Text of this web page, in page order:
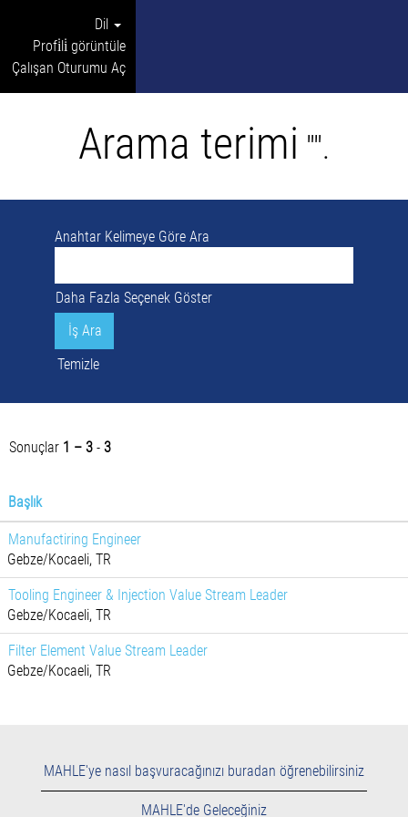
Dil
Profi̇li̇ görüntüle
Çalışan Oturumu Aç
Arama terimi "".
Anahtar Kelimeye Göre Ara
Daha Fazla Seçenek Göster
Temizle
Sonuçlar 1 – 3 - 3
Başlık
Manufactiring Engineer
Gebze/Kocaeli, TR
Tooling Engineer & Injection Value Stream Leader
Gebze/Kocaeli, TR
Filter Element Value Stream Leader
Gebze/Kocaeli, TR
MAHLE'ye nasıl başvuracağınızı buradan öğrenebilirsiniz
MAHLE'de Geleceğiniz